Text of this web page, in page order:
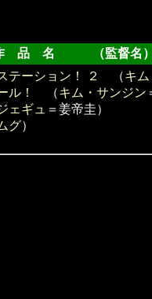
品 名 （監督名
テーション！ ２ （キ
ル！
（キム・サンジン
ェギュ ＝姜帝圭）
グ）